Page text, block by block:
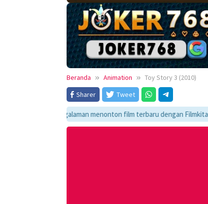
Beranda Animation
Toy Story 3 (2010)
Sharer
Tweet
pengalaman menonton film terbaru dengan Filmkita21!